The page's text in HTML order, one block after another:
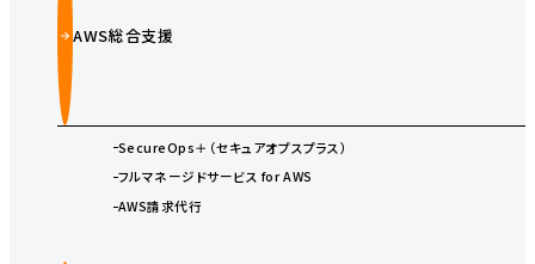
AWS総合支援
SecureOps＋（セキュアオプスプラス）
フルマネージドサービス for AWS
AWS請求代行